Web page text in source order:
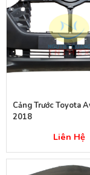
Cảng Trước Toyota
2018
Liên Hệ